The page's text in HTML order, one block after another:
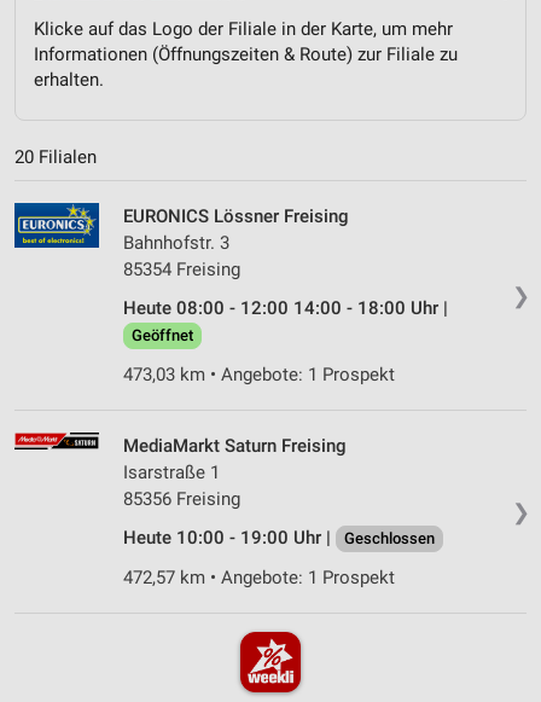
Klicke auf das Logo der Filiale in der Karte, um mehr
Informationen (Öffnungszeiten & Route) zur Filiale zu
erhalten.
20 Filialen
❯
EURONICS Lössner Freising
Bahnhofstr. 3
85354 Freising
Heute 08:00 - 12:00 14:00 - 18:00 Uhr |
Geöffnet
473,03 km • Angebote: 1 Prospekt
❯
MediaMarkt Saturn Freising
Isarstraße 1
85356 Freising
Heute 10:00 - 19:00 Uhr |
Geschlossen
472,57 km • Angebote: 1 Prospekt